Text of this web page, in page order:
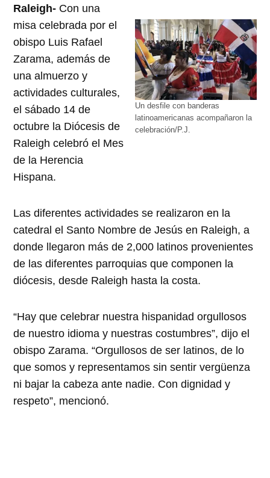
Un desfile con banderas
latinoamericanas acompañaron la
celebración/P.J.
Raleigh- Con una
misa celebrada por el
obispo Luis Rafael
Zarama, además de
una almuerzo y
actividades culturales,
el sábado 14 de
octubre la Diócesis de
Raleigh celebró el Mes
de la Herencia
Hispana.
Las diferentes actividades se realizaron en la
catedral el Santo Nombre de Jesús en Raleigh, a
donde llegaron más de 2,000 latinos provenientes
de las diferentes parroquias que componen la
diócesis, desde Raleigh hasta la costa.
“Hay que celebrar nuestra hispanidad orgullosos
de nuestro idioma y nuestras costumbres”, dijo el
obispo Zarama. “Orgullosos de ser latinos, de lo
que somos y representamos sin sentir vergüenza
ni bajar la cabeza ante nadie. Con dignidad y
respeto”, mencionó.